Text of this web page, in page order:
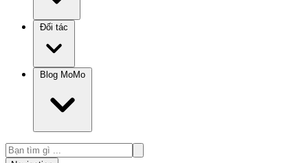
Đối tác
Blog MoMo